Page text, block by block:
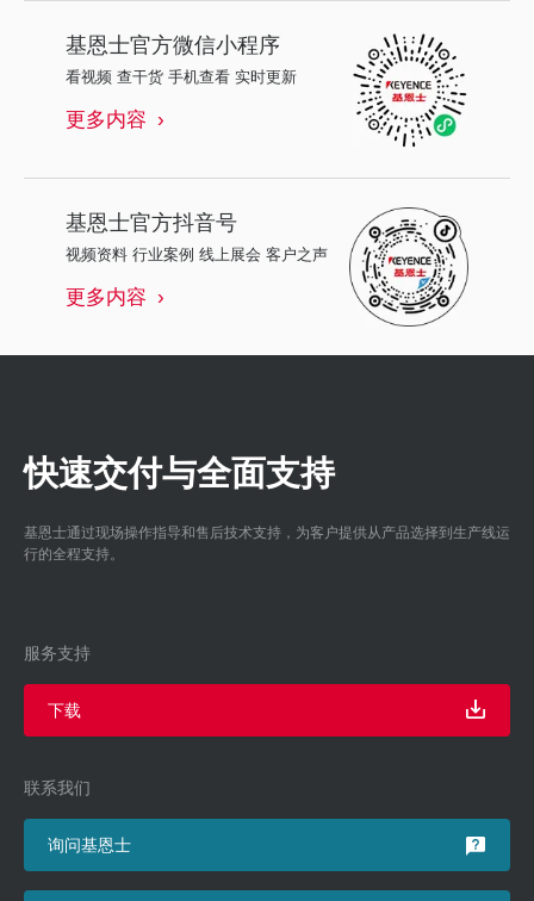
基恩士官方微信小程序
看视频 查干货 手机查看 实时更新
更多内容
基恩士官方抖音号
视频资料 行业案例 线上展会 客户之声
更多内容
快速交付与全面支持
基恩士通过现场操作指导和售后技术支持，为客户提供从产品选择到生产线运
行的全程支持。
服务支持
下载
联系我们
询问基恩士